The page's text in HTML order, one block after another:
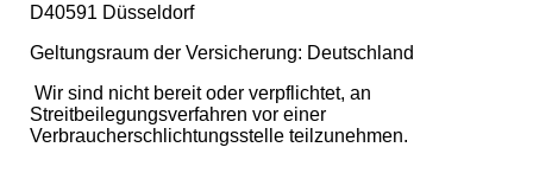
D40591 Düsseldorf
Geltungsraum der Versicherung: Deutschland
Wir sind nicht bereit oder verpflichtet, an
Streitbeilegungsverfahren vor einer
Verbraucherschlichtungsstelle teilzunehmen.